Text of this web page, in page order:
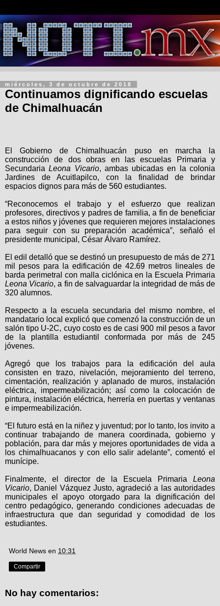
miércoles, 3 de octubre de 2018
Continuamos dignificando escuelas
de Chimalhuacán
El Gobierno de Chimalhuacán puso en marcha la
construcción de dos obras en las escuelas Primaria y
SecundariaLeona Vicario, ambas ubicadas en la colonia
Jardines de Acuitlapilco, con la finalidad de brindar
espacios dignos para más de 560 estudiantes.
“Reconocemos el trabajo y el esfuerzo que realizan
profesores, directivos y padres de familia, a fin de beneficiar
a estos niños y jóvenes que requieren mejores instalaciones
para seguir con su preparación académica”, señaló el
presidente municipal, César Álvaro Ramírez.
El edil detalló que se destinó un presupuesto de más de 271
mil pesos para la edificación de 42.69 metros lineales de
barda perimetral con malla ciclónica en la Escuela Primaria
Leona Vicario, a fin de salvaguardar la integridad de más de
320 alumnos.
Respecto a la escuela secundaria del mismo nombre, el
mandatario local explicó que comenzó la construcción de un
salón tipo U-2C, cuyo costo es de casi 900 mil pesos a favor
de la plantilla estudiantil conformada por más de 245
jóvenes.
Agregó que los trabajos para la edificación del aula
consisten en trazo, nivelación, mejoramiento del terreno,
cimentación, realización y aplanado de muros, instalación
eléctrica, impermeabilización; así como la colocación de
pintura, instalación eléctrica, herrería en puertas y ventanas
e impermeabilización.
“El futuro está en la niñez y juventud; por lo tanto, los invito a
continuar trabajando de manera coordinada, gobierno y
población, para dar más y mejores oportunidades de vida a
los chimalhuacanos y con ello salir adelante”, comentó el
munícipe.
Finalmente, el director de la Escuela Primaria Leona
Vicario, Daniel Vázquez Justo, agradeció a las autoridades
municipales el apoyo otorgado para la dignificación del
centro pedagógico, generando condiciones adecuadas de
infraestructura que dan seguridad y comodidad de los
estudiantes.
World News en 10:31
Compartir
No hay comentarios: